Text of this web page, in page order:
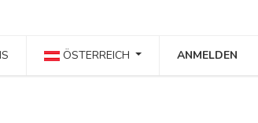
ÖSTERREICH ANMELDEN